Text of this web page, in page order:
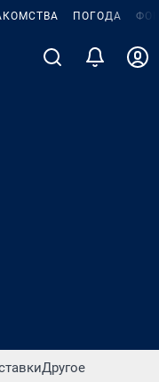
ПОГОДА
Другое